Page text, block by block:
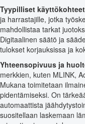
Tyypilliset
ja harrastajille, jotka
mahdollistaa tarkat
Digitaalinen säätö ja
tulokset korjauksissa ja
Yhteensopivuus ja
merkkien, kuten MLINK,
Mukana toimitetaan
pidentämiseksi. On
automaattista
suositellaan laskemaan